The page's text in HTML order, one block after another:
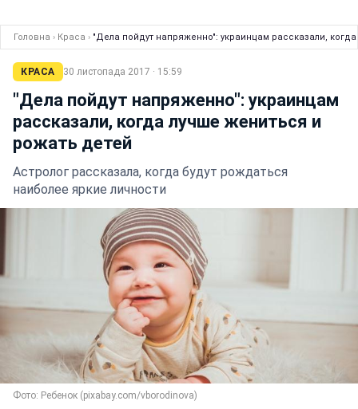
Головна › Краса › "Дела пойдут напряженно": украинцам рассказали,
КРАСА 30 листопада 2017 · 15:59
"Дела пойдут напряженно": украинцам
рассказали, когда лучше жениться и
рожать детей
Астролог рассказала, когда будут рождаться
наиболее яркие личности
Фото: Ребенок (pixabay.com/vborodinova)